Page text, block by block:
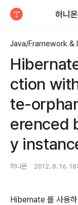
허니
Java/Framework &
ction
te-
erenced
y
허니몬 2012. 8. 16.
Hibernate 를 사용